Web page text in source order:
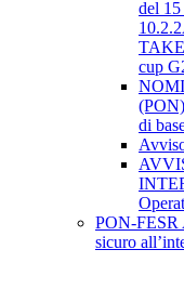
del
cup
di
PON-FESR
sicuro